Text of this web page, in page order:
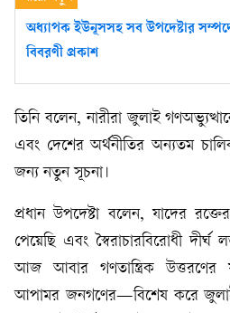
অধ্যাপক ইউনূসসহ সব উপদেষ্টার
বিবরণী প্রকাশ
তিনি বলেন, নারীরা জুলাই
এবং দেশের অর্থনীতির অন্যতম
জন্য নতুন সূচনা।
প্রধান উপদেষ্টা বলেন, যাদের
পেয়েছি এবং স্বৈরাচারবিরোধী দীর্ঘ
আজ আবার গণতান্ত্রিক উত্তরণের
আপামর জনগণের—বিশেষ করে